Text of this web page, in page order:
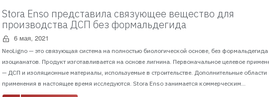
Stora Enso представила связующее вещество для
производства ДСП без формальдегида
6 мая, 2021
NeoLigno — это связующая система на полностью биологической основе, без формальдегида
изоцианатов. Продукт изготавливается на основе лигнина. Первоначальное целевое
— ДСП и изоляционные материалы, используемые в строительстве. Дополнительные области
применения в настоящее время исследуются. Stora Enso занимается коммерческим...